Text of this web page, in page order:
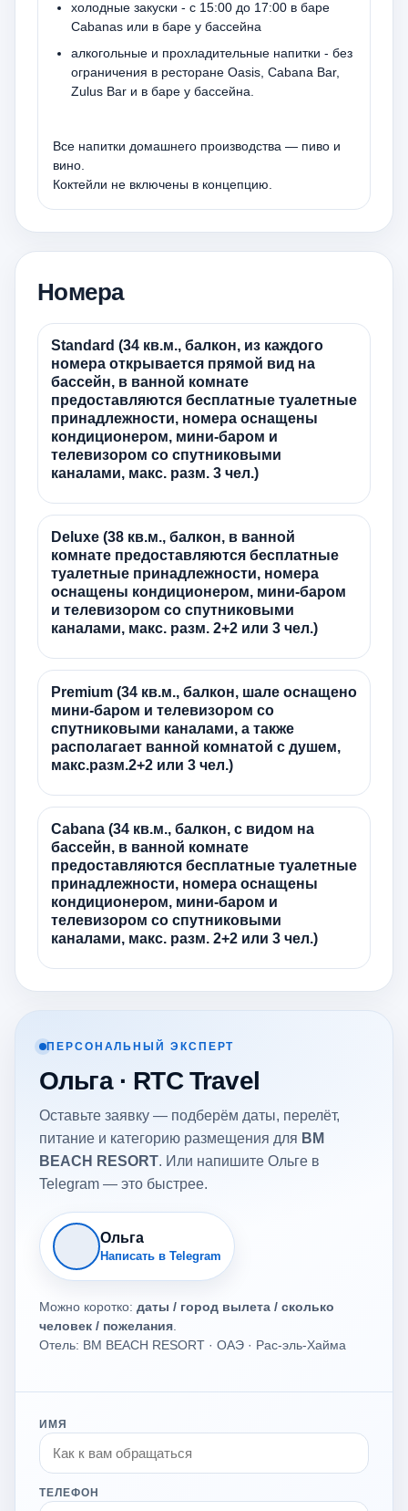
холодные закуски - c 15:00 до 17:00 в баре
Cabanas или в баре у бассейна
алкогольные и прохладительные напитки - без
ограничения в ресторане Oasis, Cabana Bar,
Zulus Bar и в баре у бассейна.
Все напитки домашнего производства — пиво и
вино.
Коктейли не включены в концепцию.
Номера
Standard (34 кв.м., балкон, из каждого
номера открывается прямой вид на
бассейн, в ванной комнате
предоставляются бесплатные туалетные
принадлежности, номера оснащены
кондиционером, мини-баром и
телевизором со спутниковыми
каналами, макс. разм. 3 чел.)
Deluxe (38 кв.м., балкон, в ванной
комнате предоставляются бесплатные
туалетные принадлежности, номера
оснащены кондиционером, мини-баром
и телевизором со спутниковыми
каналами, макс. разм. 2+2 или 3 чел.)
Premium (34 кв.м., балкон, шале оснащено
мини-баром и телевизором со
спутниковыми каналами, а также
располагает ванной комнатой с душем,
макс.разм.2+2 или 3 чел.)
Cabana (34 кв.м., балкон, с видом на
бассейн, в ванной комнате
предоставляются бесплатные туалетные
принадлежности, номера оснащены
кондиционером, мини-баром и
телевизором со спутниковыми
каналами, макс. разм. 2+2 или 3 чел.)
ПЕРСОНАЛЬНЫЙ ЭКСПЕРТ
Ольга · RTC Travel
Оставьте заявку — подберём даты, перелёт,
питание и категорию размещения для BM
BEACH RESORT. Или напишите Ольге в
Telegram — это быстрее.
Ольга
Написать в Telegram
Можно коротко: даты / город вылета / сколько
человек / пожелания
Отель: BM BEACH RESORT · ОАЭ · Рас-эль-Хайма
ИМЯ
ТЕЛЕФОН